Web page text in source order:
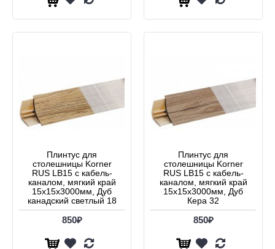
Плинтус для
столешницы Korner
RUS LB15 с кабель-
каналом, мягкий край
15х15x3000мм, Дуб
канадский светлый 18
850₽
Плинтус для
столешницы Korner
RUS LB15 с кабель-
каналом, мягкий край
15х15x3000мм, Дуб
Кера 32
850₽